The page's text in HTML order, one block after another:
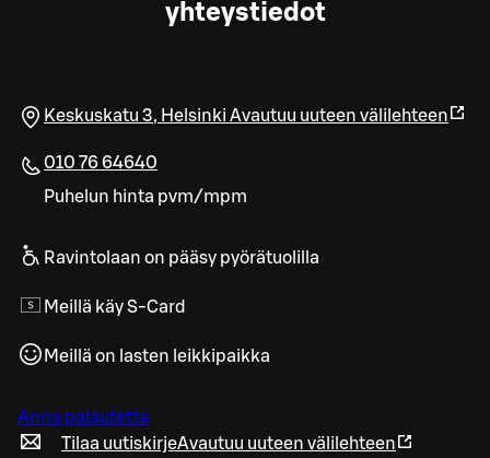
yhteystiedot
Keskuskatu 3, Helsinki Avautuu uuteen välilehteen
010 76 64640
Puhelun hinta pvm/mpm
Ravintolaan on pääsy pyörätuolilla
Meillä käy S-Card
Meillä on lasten leikkipaikka
Anna palautetta
Tilaa uutiskirjeAvautuu uuteen välilehteen